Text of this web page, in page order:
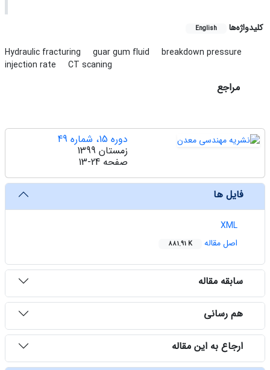
کلیدواژه‌ها English
Hydraulic fracturing guar gum fluid
breakdown pressure
injection rate
CT scaning
مراجع
دوره 15، شماره 49
زمستان 1399
صفحه 13-24
فایل ها
XML
اصل مقاله
881.91 K
سابقه مقاله
هم رسانی
ارجاع به این مقاله